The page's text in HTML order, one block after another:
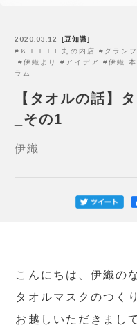
2020.03.12
豆知識
ＫＩＴＴＥ丸の内店
グラン
伊織より
アイデア 伊織 本
ラム
【タオルの話】
_その1
伊織
こんにちは、伊織の
タオルマスクのつく
お越しいただきまして